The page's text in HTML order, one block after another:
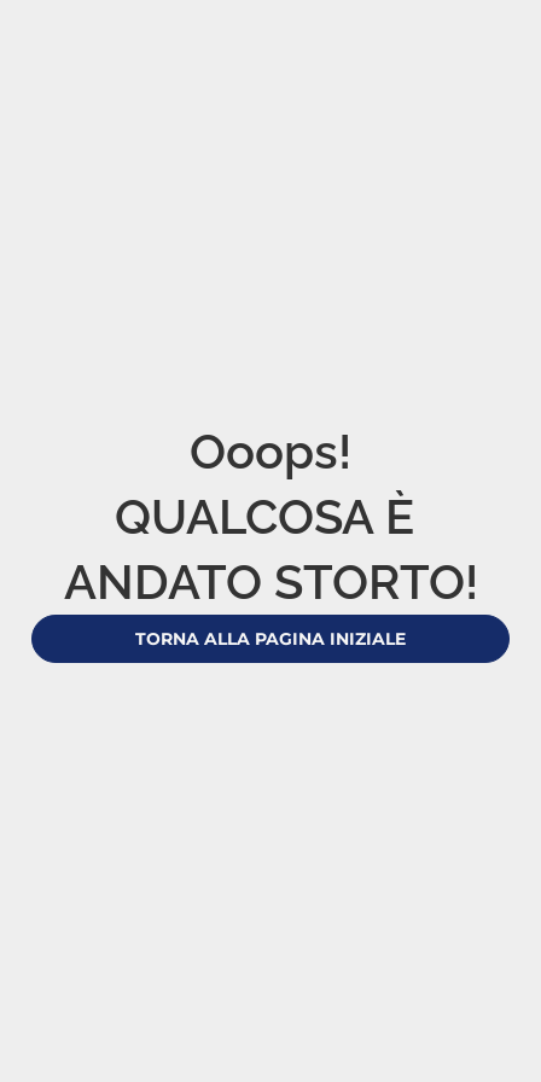
Ooops!
QUALCOSA È
ANDATO STORTO!
TORNA ALLA PAGINA INIZIALE